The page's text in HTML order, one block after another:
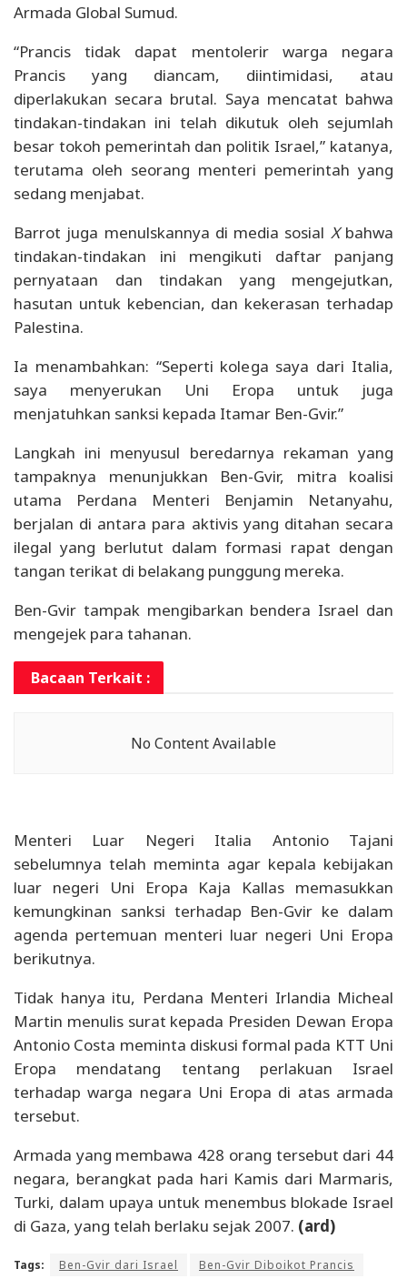
Armada Global Sumud.
“Prancis tidak dapat mentolerir warga negara
Prancis yang diancam, diintimidasi, atau
diperlakukan secara brutal. Saya mencatat bahwa
tindakan-tindakan ini telah dikutuk oleh sejumlah
besar tokoh pemerintah dan politik Israel,” katanya,
terutama oleh seorang menteri pemerintah yang
sedang menjabat.
Barrot juga menulskannya di media sosial Xbahwa
tindakan-tindakan ini mengikuti daftar panjang
pernyataan dan tindakan yang mengejutkan,
hasutan untuk kebencian, dan kekerasan terhadap
Palestina.
Ia menambahkan: “Seperti kolega saya dari Italia,
saya menyerukan Uni Eropa untuk juga
menjatuhkan sanksi kepada Itamar Ben-Gvir.”
Langkah ini menyusul beredarnya rekaman yang
tampaknya menunjukkan Ben-Gvir, mitra koalisi
utama Perdana Menteri Benjamin Netanyahu,
berjalan di antara para aktivis yang ditahan secara
ilegal yang berlutut dalam formasi rapat dengan
tangan terikat di belakang punggung mereka.
Ben-Gvir tampak mengibarkan bendera Israel dan
mengejek para tahanan.
Bacaan Terkait :
No Content Available
Menteri Luar Negeri Italia Antonio Tajani
sebelumnya telah meminta agar kepala kebijakan
luar negeri Uni Eropa Kaja Kallas memasukkan
kemungkinan sanksi terhadap Ben-Gvir ke dalam
agenda pertemuan menteri luar negeri Uni Eropa
berikutnya.
Tidak hanya itu, Perdana Menteri Irlandia Micheal
Martin menulis surat kepada Presiden Dewan Eropa
Antonio Costa meminta diskusi formal pada KTT Uni
Eropa mendatang tentang perlakuan Israel
terhadap warga negara Uni Eropa di atas armada
tersebut.
Armada yang membawa 428 orang tersebut dari 44
negara, berangkat pada hari Kamis dari Marmaris,
Turki, dalam upaya untuk menembus blokade Israel
di Gaza, yang telah berlaku sejak 2007. (ard)
Tags: Ben-Gvir dari Israel
Ben-Gvir Diboikot Prancis